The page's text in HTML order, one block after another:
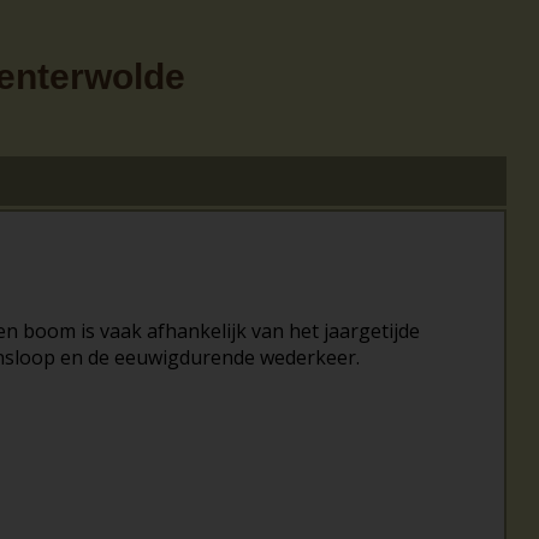
boom is vaak afhankelijk van het jaargetijde
en de eeuwigdurende wederkeer.